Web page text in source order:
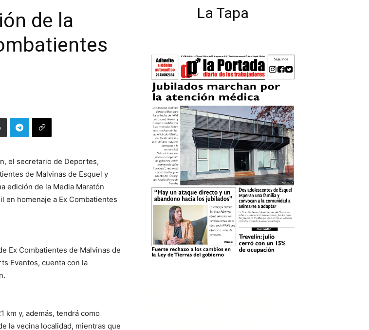
de la
el secretario de Deportes,
de Malvinas de Esquel y
edición de la Media Maratón
en homenaje a Ex Combatientes
Ex Combatientes de Malvinas de
Eventos, cuenta con la
km y, además, tendrá como
la vecina localidad, mientras que
La Tapa